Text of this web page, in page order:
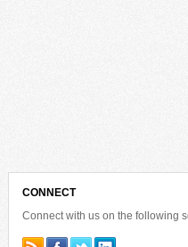
CONNECT
Connect with us on the following